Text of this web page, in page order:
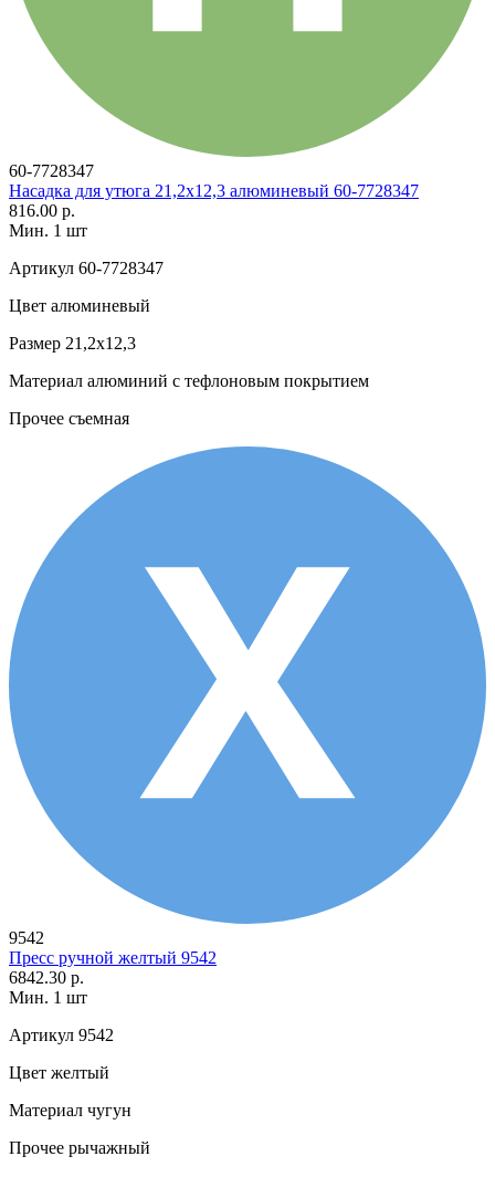
60-7728347
Насадка для утюга 21,2х12,3 алюминевый 60-7728347
816.00 р.
Мин. 1 шт
Артикул 60-7728347
Цвет алюминевый
Размер 21,2х12,3
Материал алюминий с тефлоновым покрытием
Прочее съемная
9542
Пресс ручной желтый 9542
6842.30 р.
Мин. 1 шт
Артикул 9542
Цвет желтый
Материал чугун
Прочее рычажный